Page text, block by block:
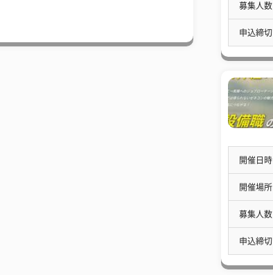
募集人数
申込締切
開催日時
開催場所
募集人数
申込締切